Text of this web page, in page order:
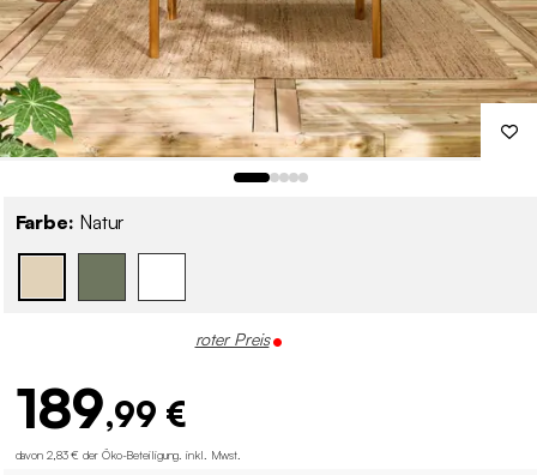
Farbe: Natur
roter Preis
189,99 €
davon 2,83 € der Öko-Beteiligung inkl. Mwst.